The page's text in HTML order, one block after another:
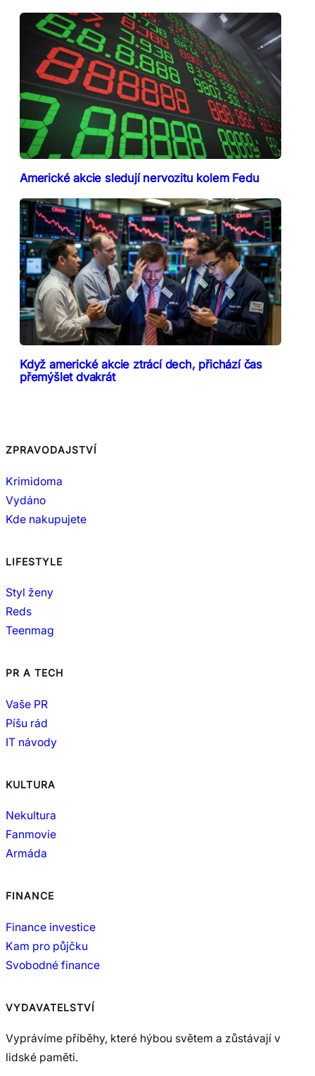
Americké akcie sledují nervozitu kolem Fedu
Když americké akcie ztrácí dech, přichází čas
přemýšlet dvakrát
ZPRAVODAJSTVÍ
Krimidoma
Vydáno
Kde nakupujete
LIFESTYLE
Styl ženy
Reds
Teenmag
PR A TECH
Vaše PR
Píšu rád
IT návody
KULTURA
Nekultura
Fanmovie
Armáda
FINANCE
Finance investice
Kam pro půjčku
Svobodné finance
VYDAVATELSTVÍ
Vyprávíme příběhy, které hýbou světem a zůstávají v
lidské paměti.